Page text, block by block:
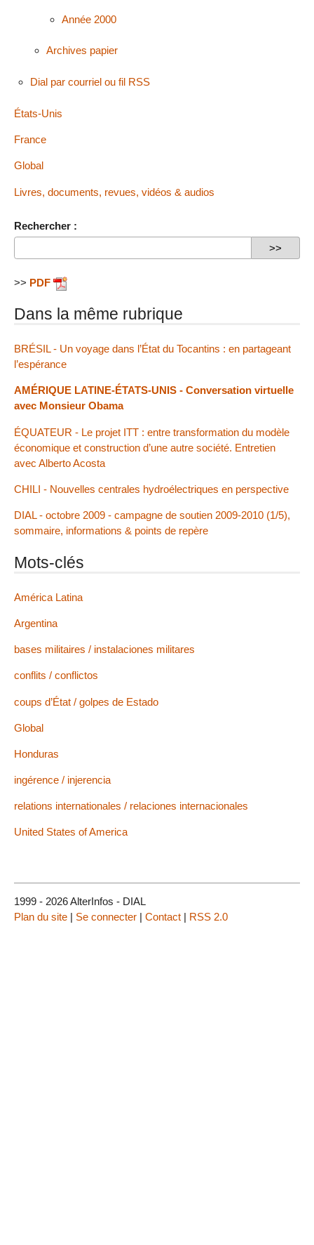
Année 2000
Archives papier
Dial par courriel ou fil RSS
États-Unis
France
Global
Livres, documents, revues, vidéos & audios
Rechercher :
>> PDF
Dans la même rubrique
BRÉSIL - Un voyage dans l’État du Tocantins : en partageant
l’espérance
AMÉRIQUE LATINE-ÉTATS-UNIS - Conversation virtuelle
avec Monsieur Obama
ÉQUATEUR - Le projet ITT : entre transformation du modèle
économique et construction d’une autre société. Entretien
avec Alberto Acosta
CHILI - Nouvelles centrales hydroélectriques en perspective
DIAL - octobre 2009 - campagne de soutien 2009-2010 (1/5),
sommaire, informations & points de repère
Mots-clés
América Latina
Argentina
bases militaires / instalaciones militares
conflits / conflictos
coups d’État / golpes de Estado
Global
Honduras
ingérence / injerencia
relations internationales / relaciones internacionales
United States of America
1999 - 2026 AlterInfos - DIAL
Plan du site | Se connecter | Contact | RSS 2.0